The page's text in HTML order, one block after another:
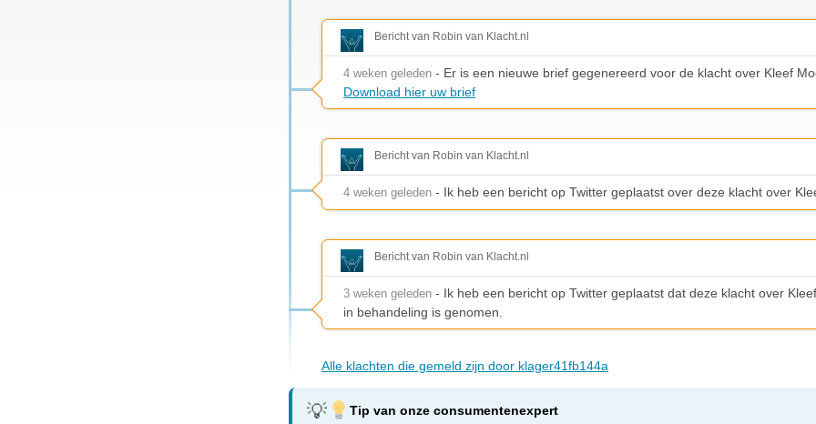
Bericht van Robin van Klacht.nl
4 weken geleden - Er is een nieuwe brief gegenereerd voor de klacht over Kleef
Download hier uw brief
Bericht van Robin van Klacht.nl
4 weken geleden - Ik heb een bericht op Twitter geplaatst over deze klacht over
Bericht van Robin van Klacht.nl
3 weken geleden - Ik heb een bericht op Twitter geplaatst dat deze klacht over
in behandeling is genomen.
Alle klachten die gemeld zijn door klager41fb144a
Tip van onze consumentenexpert